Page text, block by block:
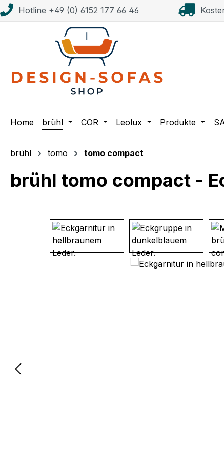
Hauptinhalt springen
Zur Suche springen
Zur Hauptnavigation springen
Hotline +49 (0) 6152 177 66 46
Home brühl COR Leolux Produkte
brühl tomo tomo compact
brühl tomo compact -
Bildergalerie überspringen